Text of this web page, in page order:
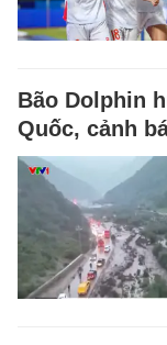
Bão Dolphin
Quốc, cảnh